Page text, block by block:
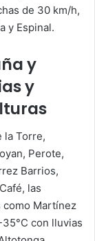
de 30 km/h,
y Espinal.
y
y
la Torre,
Perote,
Barrios,
las
como Martínez
con lluvias